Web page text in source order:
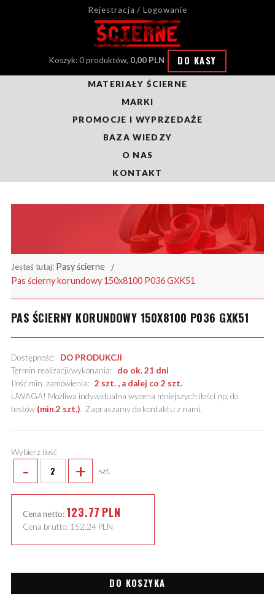
Rejestracja / Logowanie
Koszyk: 0 produktów, 0,00 PLN DO KASY
MATERIAŁY ŚCIERNE
MARKI
PROMOCJE I WYPRZEDAŻE
BAZA WIEDZY
O NAS
KONTAKT
Jesteś tutaj: Pasy ścierne
Pas ścierny korundowy 150x8100 P036 GXK51
PAS ŚCIERNY KORUNDOWY 150X8100 P036 GXK51
Dostępność: DO PRODUKCJI
Termin realizacji/wykonania: do ok. 21 dni
Ilość min. zamówienia: 2 szt. , a dalej co 2 szt.
UWAGA! Możliwa indywidualna wycena mniejszych ilości np. do
testów (min.2 szt.). Zapraszamy do kontaktu z nami.
Wybierz ilość
- + szt.
Cena netto: 123.77 PLN
Cena brutto: 152.24 PLN
DO KOSZYKA